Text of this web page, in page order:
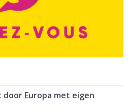
Europa met eigen